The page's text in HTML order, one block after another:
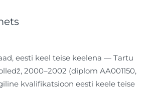
eesti keel teise keelena — Tartu
2000–2002 (diplom AA001150,
kvalifikatsioon eesti keele teise